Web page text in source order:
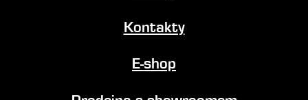
Kontakty
E-shop